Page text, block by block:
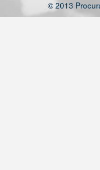
© 2013